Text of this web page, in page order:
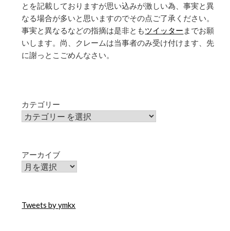
とを記載しておりますが思い込みが激しい為、事実と異
なる場合が多いと思いますのでその点ご了承ください。
事実と異なるなどの指摘は是非ともツイッター までお願
いします。尚、クレームは当事者のみ受け付けます、先
に謝っとこごめんなさい。
カテゴリー
アーカイブ
Tweets by ymkx